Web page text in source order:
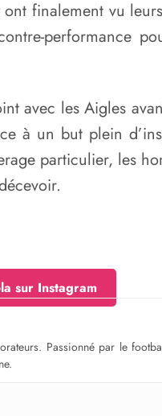
ont finalement vu
performance
avec les Aigles
à un but plein
particulier, les
sur Instagram
Passionné par le